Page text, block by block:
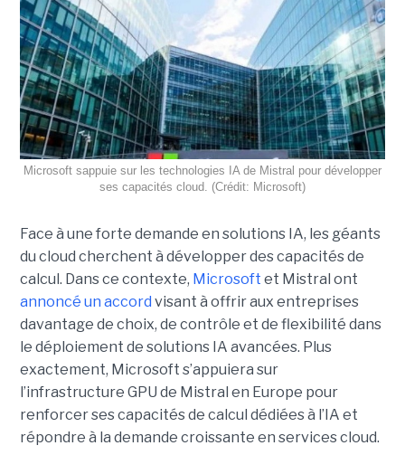
Microsoft sappuie sur les technologies IA de Mistral pour développer
ses capacités cloud. (Crédit: Microsoft)
Face à une forte demande en solutions IA, les géants
du cloud cherchent à développer des capacités de
calcul. Dans ce contexte, Microsoft et Mistral ont
annoncé un accord visant à offrir aux entreprises
davantage de choix, de contrôle et de flexibilité dans
le déploiement de solutions IA avancées. Plus
exactement, Microsoft s’appuiera sur
l’infrastructure GPU de Mistral en Europe pour
renforcer ses capacités de calcul dédiées à l’IA et
répondre à la demande croissante en services cloud.